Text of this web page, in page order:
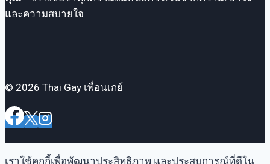
และความสบายใจ
© 2026 Thai Gay เพื่อนเกย์
เราใช้คุกกี้เพื่อพัฒนาประสิทธิภาพ และประสบการณ์ที่ดีใน